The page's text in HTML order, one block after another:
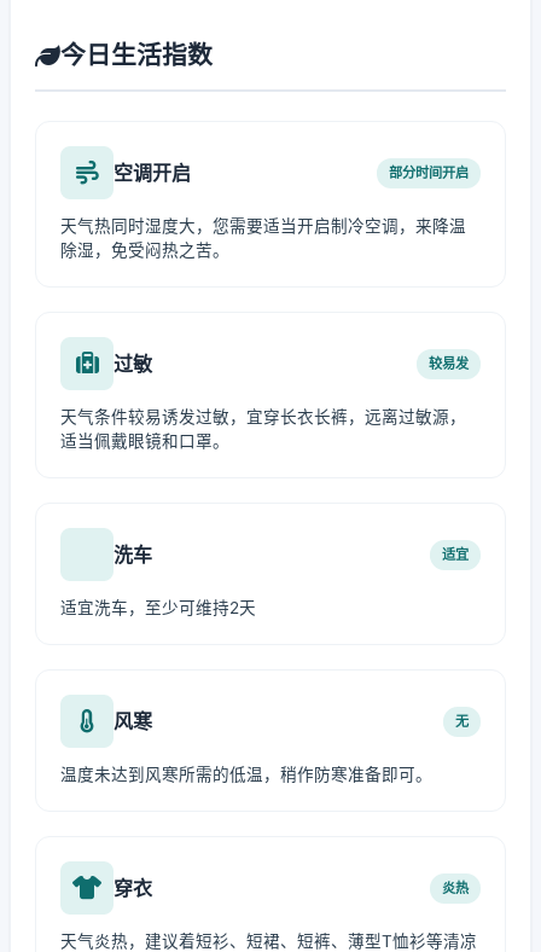
今日生活指数
空调开启 部分时间开启
天气热同时湿度大，您需要适当开启制冷空调，来降温
除湿，免受闷热之苦。
过敏 较易发
天气条件较易诱发过敏，宜穿长衣长裤，远离过敏源，
适当佩戴眼镜和口罩。
洗车 适宜
适宜洗车，至少可维持2天
风寒 无
温度未达到风寒所需的低温，稍作防寒准备即可。
穿衣 炎热
天气炎热，建议着短衫、短裙、短裤、薄型T恤衫等清凉